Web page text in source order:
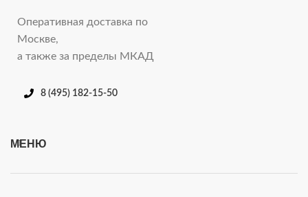
Оперативная доставка по
Москве,
а также за пределы МКАД
8 (495) 182-15-50
МЕНЮ